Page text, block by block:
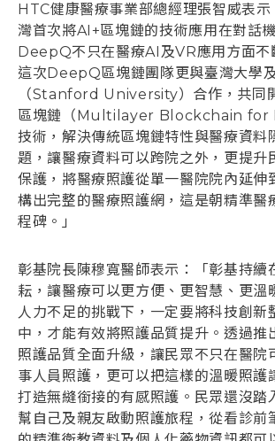
HTC健康醫療事業部總經理張智威表示
灣首次將AI+區塊鏈的技術應用在對話
DeepQ不只在醫療AI及VR應用方面不
這次DeepQ區塊鏈團隊更與臺灣大學
（Stanford University）合作，共同
區塊鏈（Multilayer Blockchain for
技術，解決傳統區塊鏈特性與醫療資料
題，讓醫療資料可以跨院之外，更提升
保護，將醫療照護從單一醫院院內延伸
構出完整的醫療照護網，這是朝精準醫
程碑。」
彰基院長陳穆寬醫師表示：「彰基持續
耘，讓醫療可以更方便、更智慧、更溫
人力不足的挑戰下，一定要將科技創新
中，才能有效將照護品質提升。透過推
照護品質全面升級，讓民眾不只在醫院
事人員照護，更可以把這樣的溫暖照護
打造無縫銜接的有感照護。民眾還沒踏
幫自己及親友啟動照護旅程，從看診前